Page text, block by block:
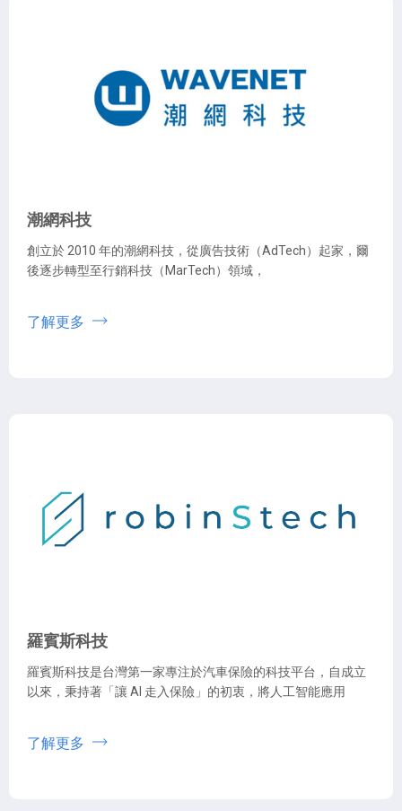
潮網科技
創立於 2010 年的潮網科技，從廣告技術（AdTech）起家，爾
後逐步轉型至行銷科技（MarTech）領域，
了解更多
羅賓斯科技
羅賓斯科技是台灣第一家專注於汽車保險的科技平台，自成立
以來，秉持著「讓 AI 走入保險」的初衷，將人工智能應用
了解更多